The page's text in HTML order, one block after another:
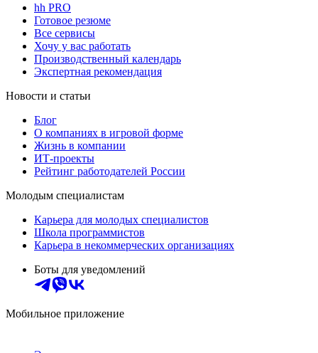
hh PRO
Готовое резюме
Все сервисы
Хочу у вас работать
Производственный календарь
Экспертная рекомендация
Новости и статьи
Блог
О компаниях в игровой форме
Жизнь в компании
ИТ-проекты
Рейтинг работодателей России
Молодым специалистам
Карьера для молодых специалистов
Школа программистов
Карьера в некоммерческих организациях
Боты для уведомлений
Мобильное приложение